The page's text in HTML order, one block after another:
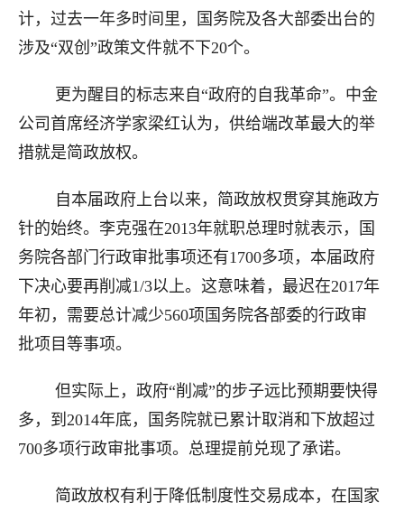
计，过去一年多时间里，国务院及各大部委出台的
涉及“双创”政策文件就不下20个。
更为醒目的标志来自“政府的自我革命”。中金
公司首席经济学家梁红认为，供给端改革最大的举
措就是简政放权。
自本届政府上台以来，简政放权贯穿其施政方
针的始终。李克强在2013年就职总理时就表示，国
务院各部门行政审批事项还有1700多项，本届政府
下决心要再削减1/3以上。这意味着，最迟在2017年
年初，需要总计减少560项国务院各部委的行政审
批项目等事项。
但实际上，政府“削减”的步子远比预期要快得
多，到2014年底，国务院就已累计取消和下放超过
700多项行政审批事项。总理提前兑现了承诺。
简政放权有利于降低制度性交易成本，在国家